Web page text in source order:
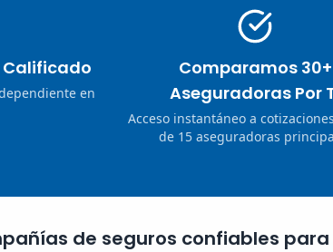
Calificado
en
Comparamos 30+
Aseguradoras Por
Acceso instantáneo a
de 15 aseguradoras
de seguros confiables